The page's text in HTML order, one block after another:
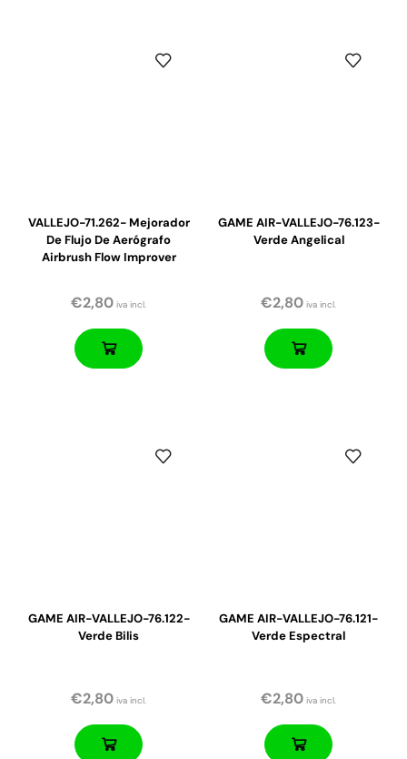
VALLEJO-71.262- Mejorador
De Flujo De Aerógrafo
Airbrush Flow Improver
€2,80 iva incl.
GAME AIR-VALLEJO-76.123-
Verde Angelical
€2,80 iva incl.
GAME AIR-VALLEJO-76.122-
Verde Bilis
€2,80 iva incl.
GAME AIR-VALLEJO-76.121-
Verde Espectral
€2,80 iva incl.